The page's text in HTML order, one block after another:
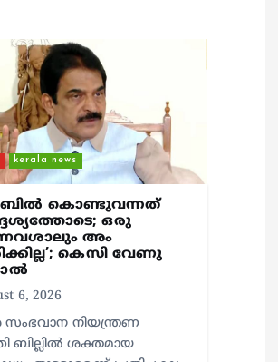
kerala news
ബിൽ കൊണ്ടുവന്നത്
ഒരു
അം​
കെസി വേണു​
6, 2026
സംഭവാന നിയന്ത്രണ
ബില്ലിൽ ശക്തമായ